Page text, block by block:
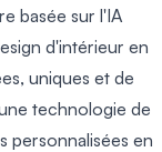
basée sur l'IA
d'intérieur en
uniques et de
technologie de
personnalisées en